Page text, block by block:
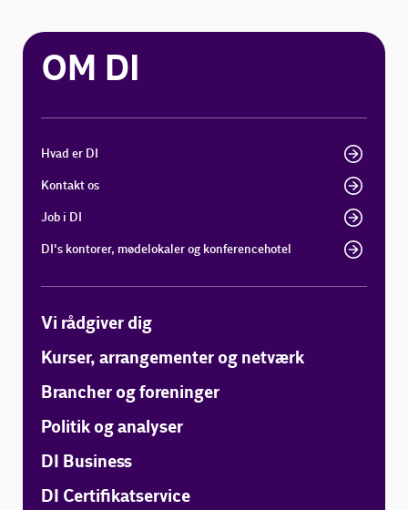
OM DI
Hvad er DI
Kontakt os
Job i DI
DI's kontorer, mødelokaler og konferencehotel
Vi rådgiver dig
Kurser, arrangementer og netværk
Brancher og foreninger
Politik og analyser
DI Business
DI Certifikatservice